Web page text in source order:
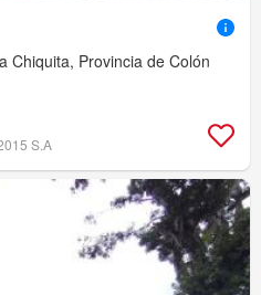
Chiquita, Provincia de Colón
S.A